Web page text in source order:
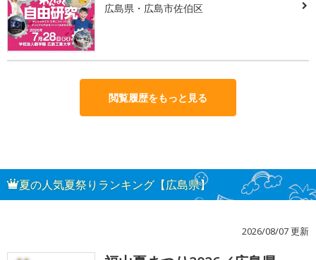
広島県・広島市佐伯区
閲覧履歴をもっと見る
夏の人気夏祭りランキング【広島県】
2026/08/07 更新